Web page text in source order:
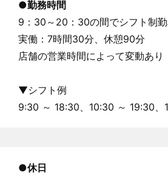
●勤務時間
9：30～20：30の間でシフト制
実働：7時間30分、休憩90分
店舗の営業時間によって変動あり
▼シフト例
9:30 ～ 18:30、10:30 ～ 19:30、
●休日